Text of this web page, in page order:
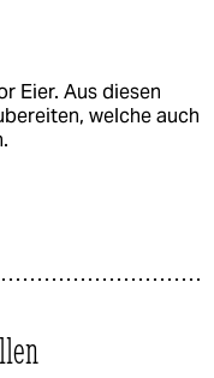
Eier. Aus diesen
welche auch